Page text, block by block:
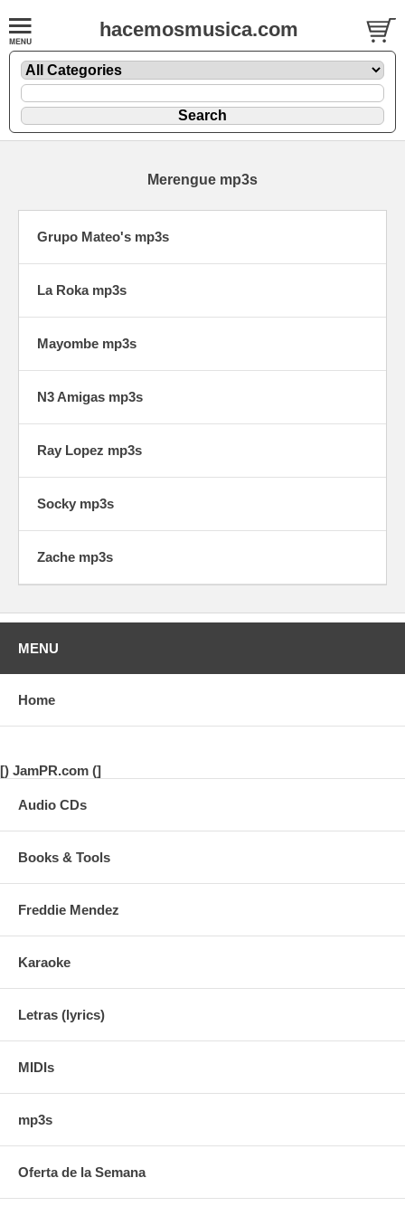
hacemosmusica.com
Merengue mp3s
Grupo Mateo's mp3s
La Roka mp3s
Mayombe mp3s
N3 Amigas mp3s
Ray Lopez mp3s
Socky mp3s
Zache mp3s
MENU
Home
[) JamPR.com (]
Audio CDs
Books & Tools
Freddie Mendez
Karaoke
Letras (lyrics)
MIDIs
mp3s
Oferta de la Semana